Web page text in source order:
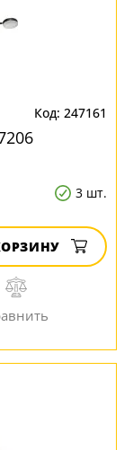
247161
3 шт.